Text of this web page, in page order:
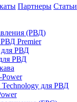
Партнеры Статьи
(РВД)
Premier
РВД
РВД
для РВД